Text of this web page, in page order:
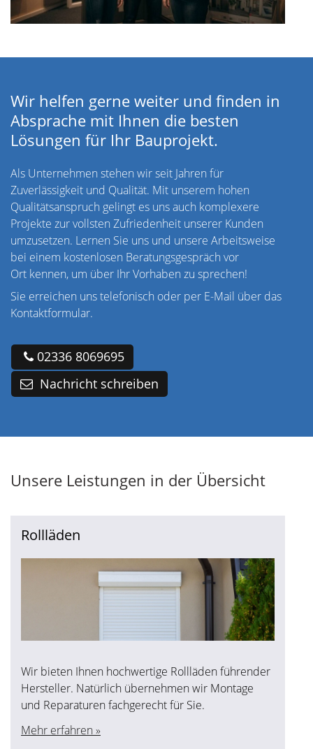
Wir helfen gerne weiter und finden in
Absprache mit Ihnen die besten
Lösungen für Ihr Bauprojekt.
Als Unternehmen stehen wir seit Jahren für
Zuverlässigkeit und Qualität. Mit unserem hohen
Qualitätsanspruch gelingt es uns auch komplexere
Projekte zur vollsten Zufriedenheit unserer Kunden
umzusetzen. Lernen Sie uns und unsere Arbeitsweise
bei einem kostenlosen Beratungsgespräch vor
Ort kennen, um über Ihr Vorhaben zu sprechen!
Sie erreichen uns telefonisch oder per E-Mail über das
Kontaktformular.
02336 8069695
Nachricht schreiben
Unsere Leistungen in der Übersicht
Rollläden
Wir bieten Ihnen hochwertige Rollläden führender
Hersteller. Natürlich übernehmen wir Montage
und Reparaturen fachgerecht für Sie.
Mehr erfahren »